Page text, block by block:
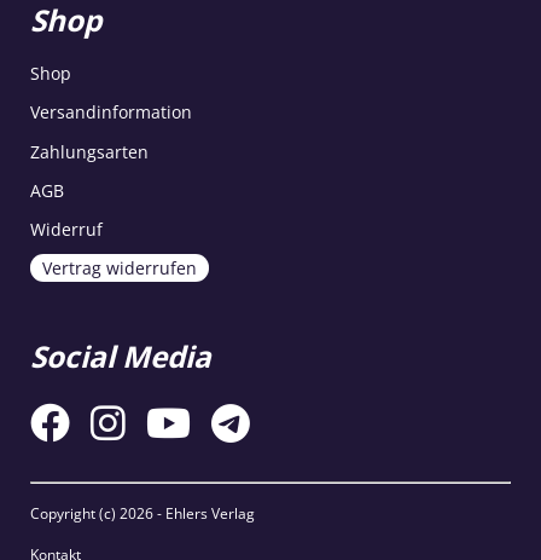
Shop
Shop
Versandinformation
Zahlungsarten
AGB
Widerruf
Vertrag widerrufen
Social Media
Copyright (c) 2026 - Ehlers Verlag
Kontakt